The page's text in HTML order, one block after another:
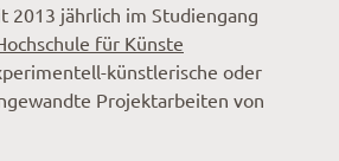
2013 jährlich im Studiengang
für Künste
künstlerische oder
Projektarbeiten von